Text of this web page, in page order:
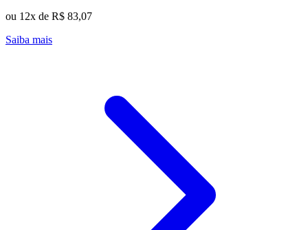
ou 12x de R$ 83,07
Saiba mais